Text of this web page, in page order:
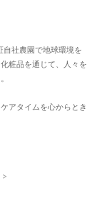
社農園で地球環境を
粧品を通じて、人々を
アタイムを心からとき